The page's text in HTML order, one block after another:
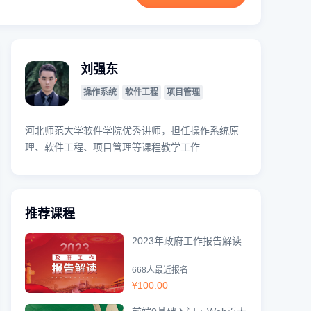
刘强东
操作系统 软件工程 项目管理
河北师范大学软件学院优秀讲师，担任操作系统原
理、软件工程、项目管理等课程教学工作
推荐课程
2023年政府工作报告解读
¥100.00
668人最近报名